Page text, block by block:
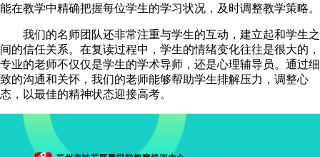
能在教学中精确把握每位学生的学习状况，及时调整教学策略。
我们的名师团队还非常注重与学生的互动，建立起和学生之
间的信任关系。在复读过程中，学生的情绪变化往往是很大的，
专业的老师不仅仅是学生的学术导师，还是心理辅导员。通过细
致的沟通和关怀，我们的老师能够帮助学生排解压力，调整心
态，以最佳的精神状态迎接高考。